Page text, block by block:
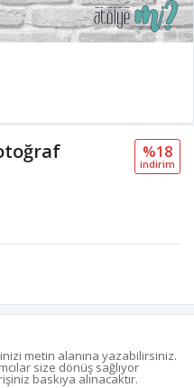
%18
i̇ndi̇ri̇m
metin alanına yazabilirsiniz.
size dönüş sağlıyor
baskıya alınacaktır.